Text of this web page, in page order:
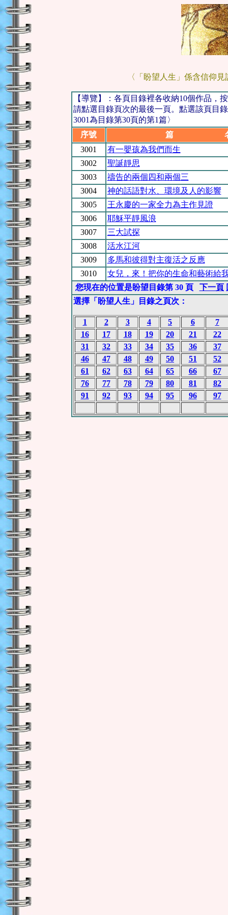
〈「盼望人生」係含信仰
【導覽】：各頁目錄裡各收納10個作品，
請點選目錄頁次的最後一頁。點選該頁目
3001為目錄第30頁的第1篇〉
序號
篇
3001
有一嬰孩為我們而生
3002
聖誕靜思
3003
禱告的兩個四和兩個三
3004
神的話語對水、環境及人的影響
3005
王永慶的一家全力為主作見證
3006
耶穌平靜風浪
3007
三大試探
3008
活水江河
3009
多馬和彼得對主復活之反應
3010
女兒，來！把你的生命和藝術給
您現在的位置是盼望目錄第 30 頁
下一頁
選擇「盼望人生」目錄之頁次：
1 2 3 4 5 6
7
16
17 18 19 20 21
22
31
32 33 34 35 36
37
46
47 48 49 50 51
52
61
62 63 64 65 66
67
76
77 78 79 80 81
82
91
92 93 94 95 96 97